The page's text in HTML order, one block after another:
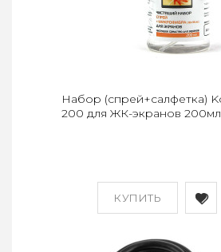
КУПИТЬ
Набор (спрей+салфетка)
200 для ЖК-экранов